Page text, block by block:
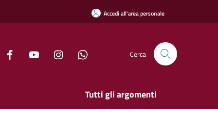
Accedi all'area personale
Cerca
Tutti gli argomenti